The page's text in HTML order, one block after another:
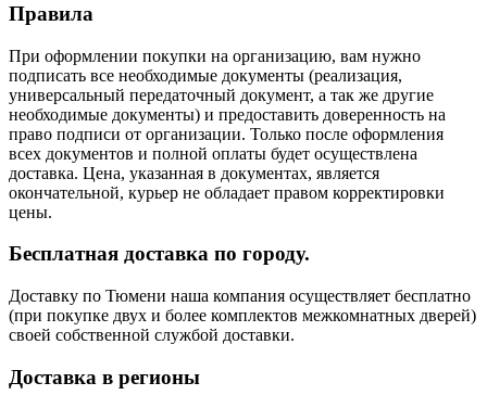
Правила
При оформлении покупки на организацию, вам нужно
подписать все необходимые документы (реализация,
универсальный передаточный документ, а так же другие
необходимые документы) и предоставить доверенность на
право подписи от организации. Только после оформления
всех документов и полной оплаты будет осуществлена
доставка. Цена, указанная в документах, является
окончательной, курьер не обладает правом корректировки
цены.
Бесплатная доставка по городу.
Доставку по Тюмени наша компания осуществляет бесплатно
(при покупке двух и более комплектов межкомнатных дверей)
своей собственной службой доставки.
Доставка в регионы